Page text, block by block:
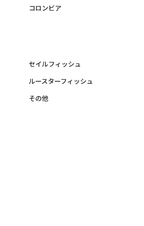
コロンビア
セイルフィッシュ
ルースターフィッシュ
その他